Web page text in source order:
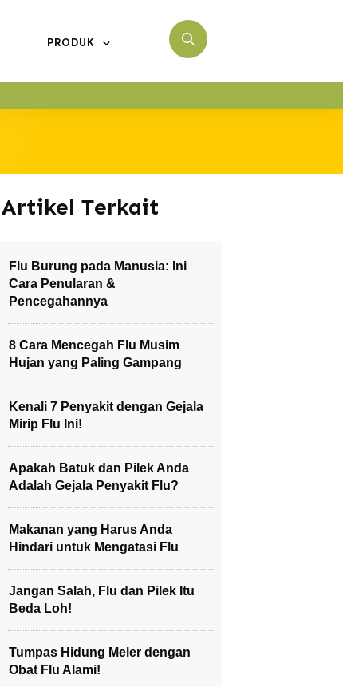
PRODUK
Artikel Terkait
Flu Burung pada Manusia: Ini
Cara Penularan &
Pencegahannya
8 Cara Mencegah Flu Musim
Hujan yang Paling Gampang
Kenali 7 Penyakit dengan Gejala
Mirip Flu Ini!
Apakah Batuk dan Pilek Anda
Adalah Gejala Penyakit Flu?
Makanan yang Harus Anda
Hindari untuk Mengatasi Flu
Jangan Salah, Flu dan Pilek Itu
Beda Loh!
Tumpas Hidung Meler dengan
Obat Flu Alami!